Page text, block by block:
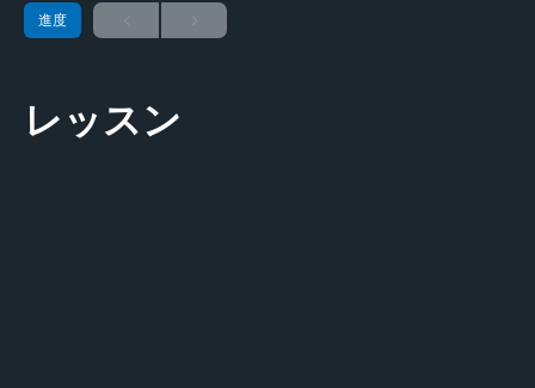
進度
レッスン